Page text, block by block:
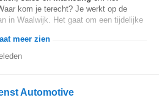
kom je terecht? Je werkt op de
in Waalwijk. Het gaat om een tijdelijke
meer zien
Automotive